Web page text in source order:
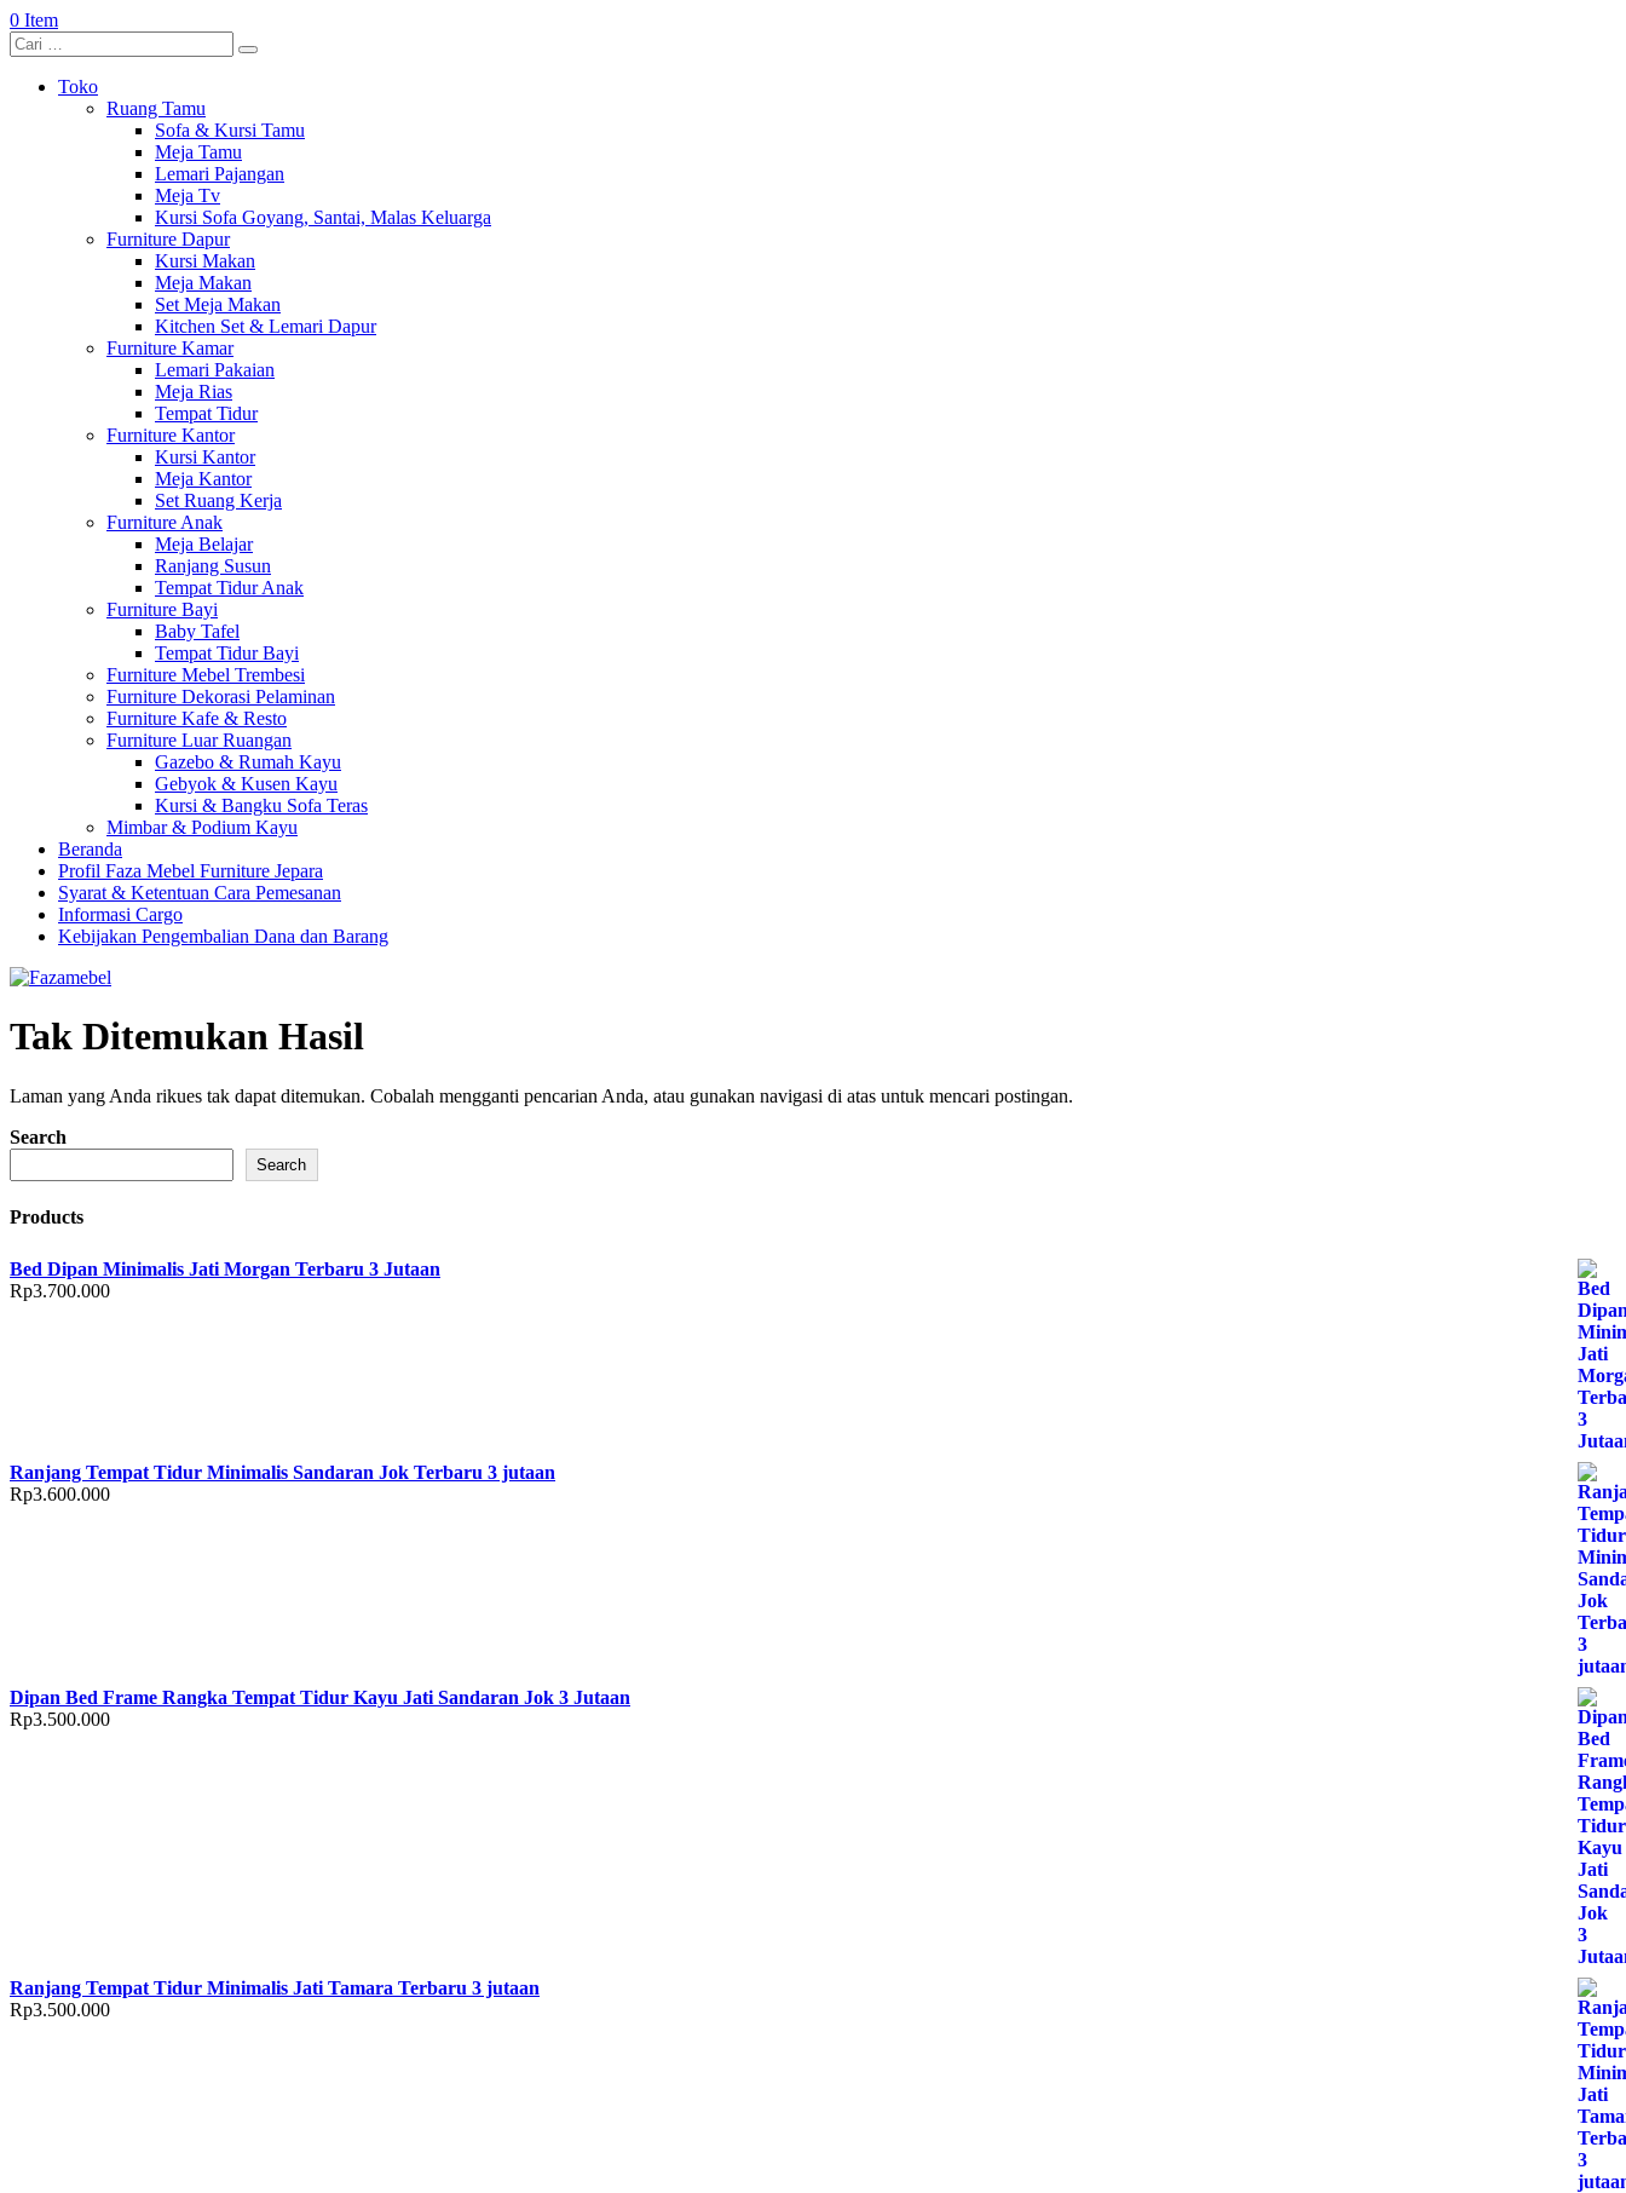
0 Item
Toko
Ruang Tamu
Sofa & Kursi Tamu
Meja Tamu
Lemari Pajangan
Meja Tv
Kursi Sofa Goyang, Santai, Malas Keluarga
Furniture Dapur
Kursi Makan
Meja Makan
Set Meja Makan
Kitchen Set & Lemari Dapur
Furniture Kamar
Lemari Pakaian
Meja Rias
Tempat Tidur
Furniture Kantor
Kursi Kantor
Meja Kantor
Set Ruang Kerja
Furniture Anak
Meja Belajar
Ranjang Susun
Tempat Tidur Anak
Furniture Bayi
Baby Tafel
Tempat Tidur Bayi
Furniture Mebel Trembesi
Furniture Dekorasi Pelaminan
Furniture Kafe & Resto
Furniture Luar Ruangan
Gazebo & Rumah Kayu
Gebyok & Kusen Kayu
Kursi & Bangku Sofa Teras
Mimbar & Podium Kayu
Beranda
Profil Faza Mebel Furniture Jepara
Syarat & Ketentuan Cara Pemesanan
Informasi Cargo
Kebijakan Pengembalian Dana dan Barang
Tak Ditemukan Hasil
Laman yang Anda rikues tak dapat ditemukan. Cobalah mengganti pencarian Anda, atau gunakan navigasi di atas untuk mencari postingan.
Search
Search
Products
Bed Dipan Minimalis Jati Morgan Terbaru 3 Jutaan
Rp3.700.000
Ranjang Tempat Tidur Minimalis Sandaran Jok Terbaru 3 jutaan
Rp3.600.000
Dipan Bed Frame Rangka Tempat Tidur Kayu Jati Sandaran Jok 3 Jutaan
Rp3.500.000
Ranjang Tempat Tidur Minimalis Jati Tamara Terbaru 3 jutaan
Rp3.500.000